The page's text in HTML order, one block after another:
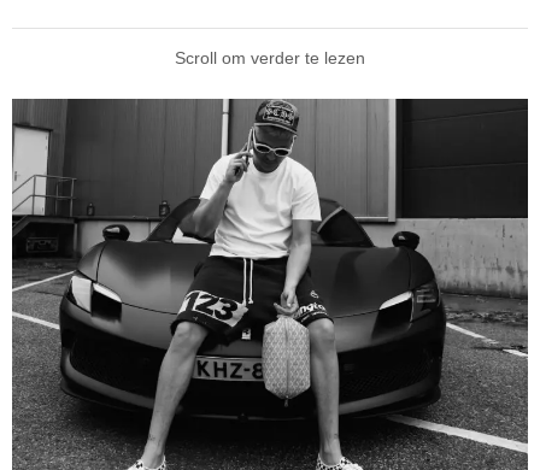
Scroll om verder te lezen